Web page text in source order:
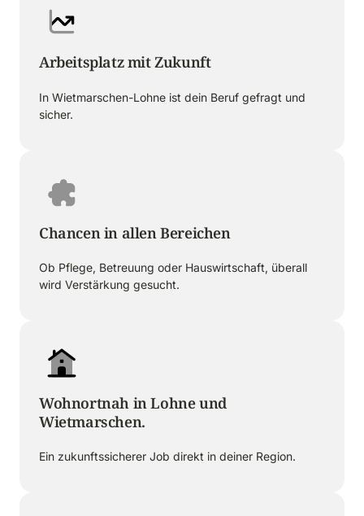
Arbeitsplatz mit Zukunft
In Wietmarschen-Lohne ist dein Beruf gefragt und
sicher.
Chancen in allen Bereichen
Ob Pflege, Betreuung oder Hauswirtschaft, überall
wird Verstärkung gesucht.
Wohnortnah in Lohne und
Wietmarschen.
Ein zukunftssicherer Job direkt in deiner Region.